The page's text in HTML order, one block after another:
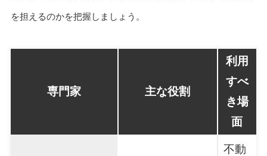
を担えるのかを把握しましょう。
専門家 主な役割
利用
すべ
き場
面
不動